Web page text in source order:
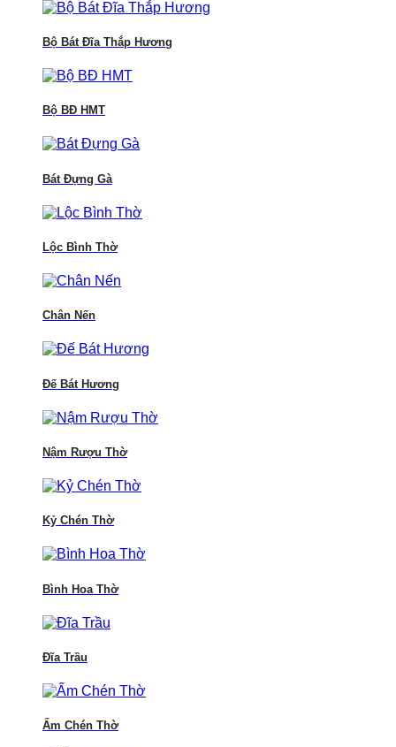
Bộ Bát Đĩa Thắp Hương
Bộ BĐ HMT
Bát Đựng Gà
Lộc Bình Thờ
Chân Nến
Đế Bát Hương
Nậm Rượu Thờ
Kỷ Chén Thờ
Bình Hoa Thờ
Đĩa Trầu
Ấm Chén Thờ